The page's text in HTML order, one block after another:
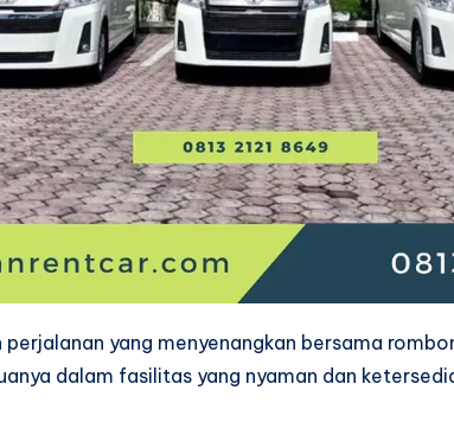
yang menyenangkan bersama
dalam fasilitas yang nyaman dan